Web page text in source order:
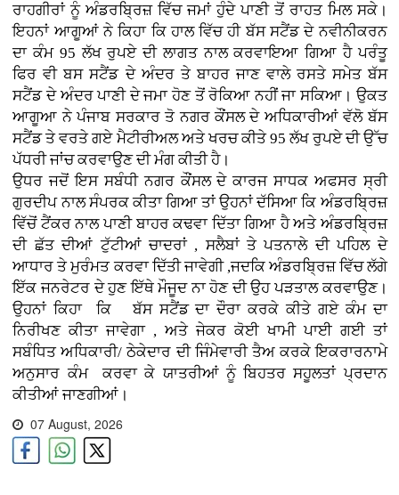
ਰਾਹਗੀਰਾਂ ਨੂੰ ਅੰਡਰਬ੍ਰਿਜ਼ ਵਿੱਚ ਜਮਾਂ ਹੁੰਦੇ ਪਾਣੀ ਤੋਂ ਰਾਹਤ ਮਿਲ ਸਕੇ।
ਇਹਨਾਂ ਆਗੂਆਂ ਨੇ ਕਿਹਾ ਕਿ ਹਾਲ ਵਿੱਚ ਹੀ ਬੱਸ ਸਟੈਂਡ ਦੇ ਨਵੀਨੀਕਰਨ
ਦਾ ਕੰਮ 95 ਲੱਖ ਰੁਪਏ ਦੀ ਲਾਗਤ ਨਾਲ ਕਰਵਾਇਆ ਗਿਆ ਹੈ ਪਰੰਤੂ
ਫਿਰ ਵੀ ਬਸ ਸਟੈਂਡ ਦੇ ਅੰਦਰ ਤੇ ਬਾਹਰ ਜਾਣ ਵਾਲੇ ਰਸਤੇ ਸਮੇਤ ਬੱਸ
ਸਟੈਂਡ ਦੇ ਅੰਦਰ ਪਾਣੀ ਦੇ ਜਮਾ ਹੋਣ ਤੋਂ ਰੋਕਿਆ ਨਹੀਂ ਜਾ ਸਕਿਆ। ਉਕਤ
ਆਗੂਆ ਨੇਪੰਜਾਬ ਸਰਕਾਰ ਤੋ ਨਗਰ ਕੌਂਸਲ ਦੇ ਅਧਿਕਾਰੀਆਂ ਵੱਲੋਬੱਸ
ਸਟੈਂਡ ਤੇ ਵਰਤੇ ਗਏ ਮੈਟੀਰੀਅਲ ਅਤੇ ਖਰਚ ਕੀਤੇ 95 ਲੱਖ ਰੁਪਏ ਦੀ ਉੱਚ
ਪੱਧਰੀ ਜਾਂਚ ਕਰਵਾਉਣ ਦੀ ਮੰਗ ਕੀਤੀ ਹੈ।
ਉਧਰ ਜਦੋਂ ਇਸ ਸਬੰਧੀ ਨਗਰ ਕੌਂਸਲ ਦੇ ਕਾਰਜ ਸਾਧਕ ਅਫਸਰ ਸ੍ਰੀ
ਗੁਰਦੀਪ ਨਾਲ ਸੰਪਰਕ ਕੀਤਾ ਗਿਆ ਤਾਂ ਉਹਨਾਂ ਦੱਸਿਆ ਕਿ ਅੰਡਰਬ੍ਰਿਜ਼
ਵਿੱਚੋਂ ਟੈਂਕਰ ਨਾਲਪਾਣੀ ਬਾਹਰ ਕਢਵਾ ਦਿੱਤਾ ਗਿਆ ਹੈ ਅਤੇ ਅੰਡਰਬ੍ਰਿਜ਼
ਦੀ ਛੱਤ ਦੀਆਂ ਟੁੱਟੀਆਂ ਚਾਦਰਾਂ , ਸਲੈਬਾਂ ਤੇ ਪਤਨਾਲੇ ਦੀ ਪਹਿਲ ਦੇ
ਆਧਾਰ ਤੇ ਮੁਰੰਮਤ ਕਰਵਾ ਦਿੱਤੀ ਜਾਵੇਗੀ ,ਜਦਕਿ ਅੰਡਰਬ੍ਰਿਜ਼ ਵਿੱਚ ਲੱਗੇ
ਇੱਕ ਜਨਰੇਟਰ ਦੇ ਹੁਣ ਇੱਥੇ ਮੌਜੂਦ ਨਾ ਹੋਣ ਦੀ ਉਹ ਪੜਤਾਲ ਕਰਵਾਉਣ।
ਉਹਨਾਂ ਕਿਹਾ ਕਿ ਬੱਸ ਸਟੈਂਡ ਦਾ ਦੌਰਾ ਕਰਕੇ ਕੀਤੇ ਗਏ ਕੰਮ ਦਾ
ਨਿਰੀਖਣ ਕੀਤਾ ਜਾਵੇਗਾ , ਅਤੇ ਜੇਕਰ ਕੋਈ ਖਾਮੀ ਪਾਈ ਗਈ ਤਾਂ
ਸਬੰਧਿਤ ਅਧਿਕਾਰੀ/ ਠੇਕੇਦਾਰ ਦੀ ਜਿੰਮੇਵਾਰੀ ਤੈਅ ਕਰਕੇ ਇਕਰਾਰਨਾਮੇ
ਅਨੁਸਾਰ ਕੰਮ
ਕਰਵਾ ਕੇ ਯਾਤਰੀਆਂ ਨੂੰ ਬਿਹਤਰ ਸਹੂਲਤਾਂ ਪ੍ਰਦਾਨ
ਕੀਤੀਆਂ ਜਾਣਗੀਆਂ।
07 August, 2026